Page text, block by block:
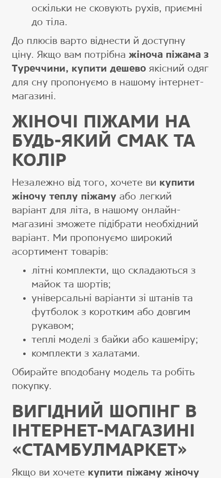
оскільки не сковують рухів, приємні
до тіла.
До плюсів варто віднести й доступну
ціну. Якщо вам потрібна жіноча піжама з
Туреччини, купити дешево якісний одяг
для сну пропонуємо в нашому інтернет-
магазині.
ЖІНОЧІ ПІЖАМИ НА
БУДЬ-ЯКИЙ СМАК ТА
КОЛІР
Незалежно від того, хочете ви купити
жіночу теплу піжаму або легкий
варіант для літа, в нашому онлайн-
магазині зможете підібрати необхідний
варіант. Ми пропонуємо широкий
асортимент товарів:
літні комплекти, що складаються з
майок та шортів;
універсальні варіанти зі штанів та
футболок з коротким або довгим
рукавом;
теплі моделі з байки або кашеміру;
комплекти з халатами.
Обирайте вподобану модель та робіть
покупку.
ВИГІДНИЙ ШОПІНГ В
ІНТЕРНЕТ-МАГАЗИНІ
«СТАМБУЛМАРКЕТ»
Якщо ви хочете купити піжаму жіночу